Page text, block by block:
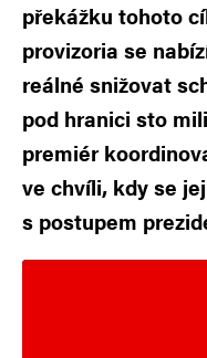
překážku tohoto
provizoria se
reálné snižovat
pod hranici sto
premiér
ve chvíli, kdy se
s postupem